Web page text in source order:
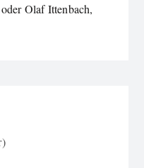
Olaf Ittenbach,